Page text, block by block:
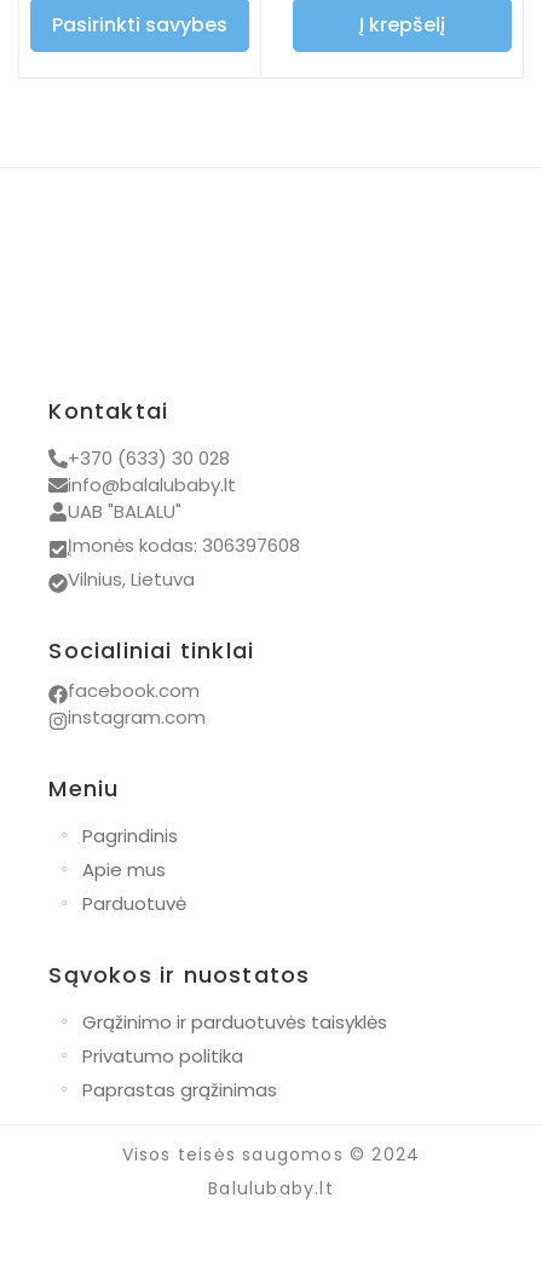
Pasirinkti savybes Į krepšelį
Kontaktai
+370 (633) 30 028
info@balalubaby.lt
UAB "BALALU"
Įmonės kodas: 306397608
Vilnius, Lietuva
Socialiniai tinklai
facebook.com
instagram.com
Meniu
◦
Pagrindinis
◦ Apie mus
◦ Parduotuvė
Sąvokos ir nuostatos
◦
Grąžinimo ir parduotuvės taisyklės
◦ Privatumo politika
◦ Paprastas grąžinimas
Visos teisės saugomos © 2024
Balulubaby.lt